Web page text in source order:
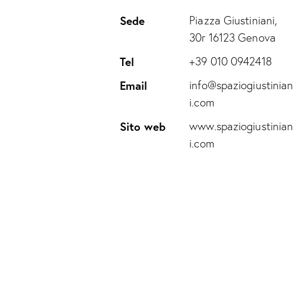
Sede
Piazza Giustiniani,
30r 16123 Genova
Tel +39 010 0942418
Email
info@spaziogiustinian
i.com
Sito web
www.spaziogiustinian
i.com